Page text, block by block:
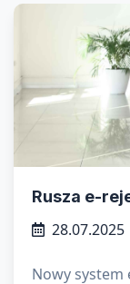
Rusza e-
28.07.2025
Nowy system